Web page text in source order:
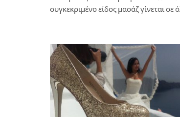
συγκεκριμένο είδος μασάζ γίνεται σε